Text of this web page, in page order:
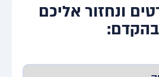
ונחזור אליכם
בהקדם: